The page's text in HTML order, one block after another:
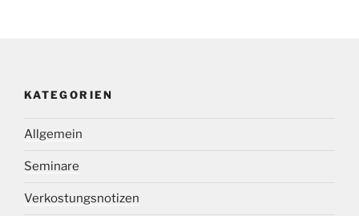
KATEGORIEN
Allgemein
Seminare
Verkostungsnotizen